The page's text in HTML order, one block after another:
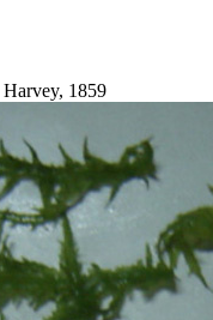
Harvey, 1859